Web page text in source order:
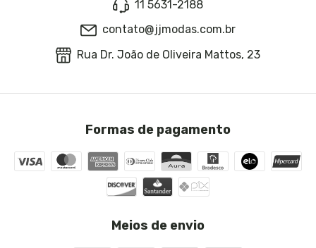
11 5631-2188
contato@jjmodas.com.br
Rua Dr. João de Oliveira Mattos, 23
Formas de pagamento
Meios de envio